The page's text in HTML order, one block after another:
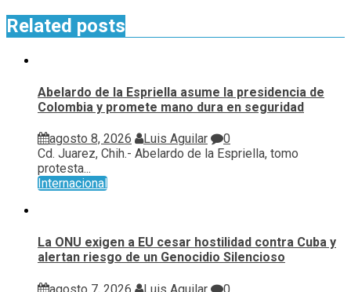
Related posts
Abelardo de la Espriella asume la presidencia de
Colombia y promete mano dura en seguridad
agosto 8, 2026 Luis Aguilar
0
Cd. Juarez, Chih.- Abelardo de la Espriella, tomo
protesta...
Internacional
La ONU exigen a EU cesar hostilidad contra Cuba y
alertan riesgo de un Genocidio Silencioso
agosto 7, 2026 Luis Aguilar
0